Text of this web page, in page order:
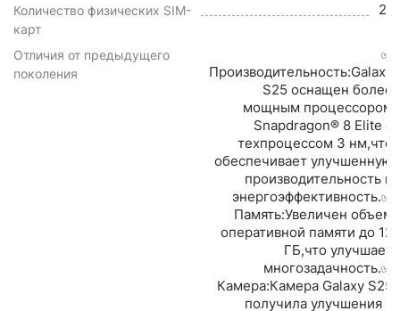
Количество физических SIM-
карт
2
Отличия от предыдущего
поколения
✅
Производительность:Galaxy
S25 оснащен более
мощным процессором
Snapdragon® 8 Elite с
техпроцессом 3 нм,что
обеспечивает улучшенную
производительность и
энергоэффективность.✅
Память:Увеличен объем
оперативной памяти до 12
ГБ,что улучшает
многозадачность.✅
Камера:Камера Galaxy S25
получила улучшения в